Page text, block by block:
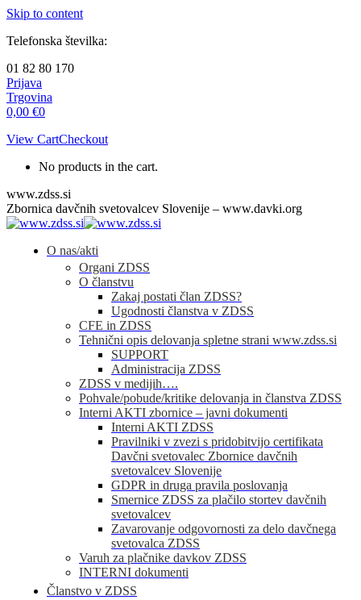
Skip to content
Telefonska številka:
01 82 80 170
Prijava
Trgovina
0,00 €0
View CartCheckout
No products in the cart.
www.zdss.si
Zbornica davčnih svetovalcev Slovenije – www.davki.org
O nas/akti
Organi ZDSS
O članstvu
Zakaj postati član ZDSS?
Ugodnosti članstva v ZDSS
CFE in ZDSS
Tehnični opis delovanja spletne strani www.zdss.si
SUPPORT
Administracija ZDSS
ZDSS v medijih….
Pohvale/pobude/kritike delovanja in članstva ZDSS
Interni AKTI zbornice – javni dokumenti
Interni AKTI ZDSS
Pravilniki v zvezi s pridobitvijo certifikata
Davčni svetovalec Zbornice davčnih
svetovalcev Slovenije
GDPR in druga pravila poslovanja
Smernice ZDSS za plačilo stortev davčnih
svetovalcev
Zavarovanje odgovornosti za delo davčnega
svetovalca ZDSS
Varuh za plačnike davkov ZDSS
INTERNI dokumenti
Članstvo v ZDSS